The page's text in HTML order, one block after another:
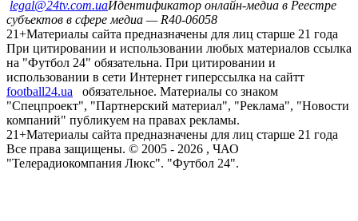
legal@24tv.com.uaИдентификатор онлайн-медиа в Реестре
субъектов в сфере медиа — R40-06058
21+Материалы сайта предназначены для лиц старше 21 года
При цитировании и использовании любых материалов ссылка
на "Футбол 24" обязательна. При цитировании и
использовании в сети Интернет гиперссылка на сайтт
football24.ua
обязательное. Материалы со знаком
"Спецпроект", "Партнерский материал", "Реклама", "Новости
компаний" публикуем на правах рекламы.
21+Материалы сайта предназначены для лиц старше 21 года
Все права защищены. © 2005 - 2026 , ЧАО
"Телерадиокомпания Люкс". "Футбол 24".